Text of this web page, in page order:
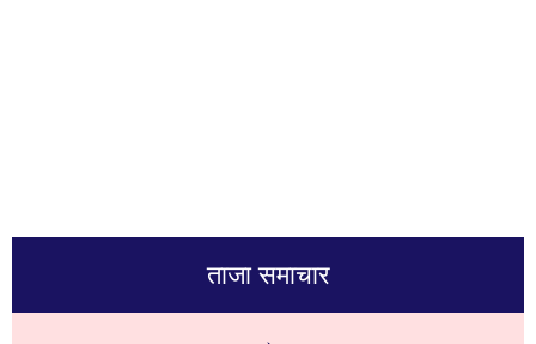
ताजा समाचार